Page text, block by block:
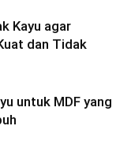
Kayu agar
dan Tidak
untuk MDF yang